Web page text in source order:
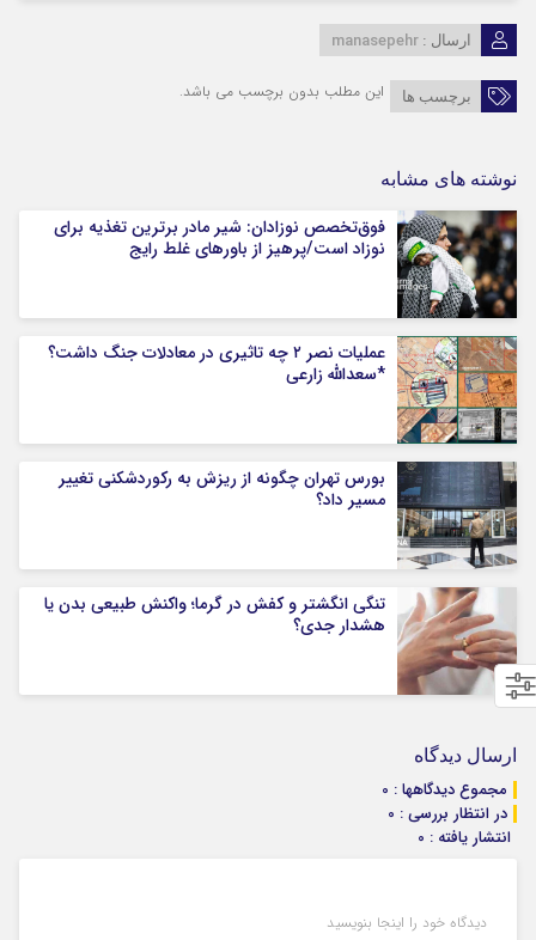
ارسال : manasepehr
برچسب ها این مطلب بدون برچسب می باشد.
نوشته های مشابه
فوق‌تخصص نوزادان: شیر مادر برترین تغذیه برای
نوزاد است/پرهیز از باورهای غلط رایج
عملیات نصر ۲ چه تاثیری در معادلات جنگ داشت؟
*سعدالله زارعی
بورس تهران چگونه از ریزش به رکوردشکنی تغییر
مسیر داد؟
تنگی انگشتر و کفش در گرما؛ واکنش طبیعی بدن یا
هشدار جدی؟
ارسال دیدگاه
مجموع دیدگاهها : 0
در انتظار بررسی : 0
انتشار یافته : 0
دیدگاه خود را اینجا بنویسید